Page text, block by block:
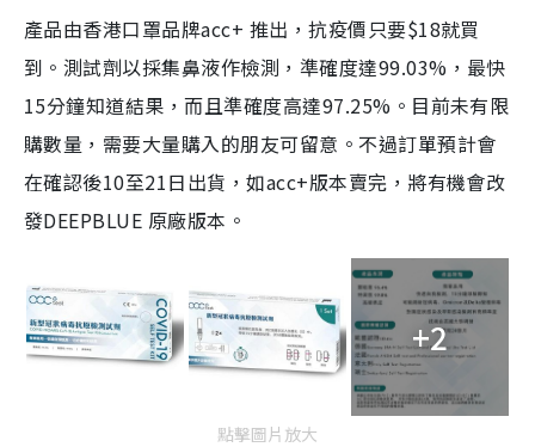
產品由香港口罩品牌acc+ 推出，抗疫價只要$18就買
到。測試劑以採集鼻液作檢測，準確度達99.03%，最快
15分鐘知道結果，而且準確度高達97.25%。目前未有限
購數量，需要大量購入的朋友可留意。不過訂單預計會
在確認後10至21日出貨，如acc+版本賣完，將有機會改
發DEEPBLUE 原廠版本。
+2
點擊圖片放大